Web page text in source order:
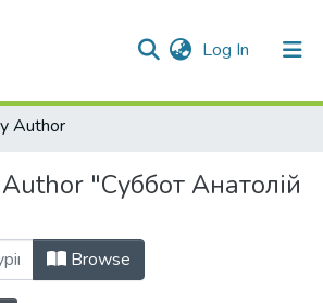
Log In (current)
Author
"Суббот Анатолій
Browse